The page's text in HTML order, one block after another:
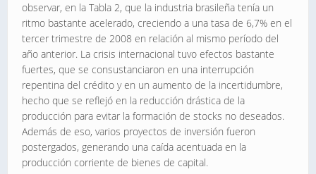
observar, en la Tabla 2, que la industria brasileña tenía un
ritmo bastante acelerado, creciendo a una tasa de 6,7% en el
tercer trimestre de 2008 en relación al mismo período del
año anterior. La crisis internacional tuvo efectos bastante
fuertes, que se consustanciaron en una interrupción
repentina del crédito y en un aumento de la incertidumbre,
hecho que se reflejó en la reducción drástica de la
producción para evitar la formación de stocks no deseados.
Además de eso, varios proyectos de inversión fueron
postergados, generando una caída acentuada en la
producción corriente de bienes de capital.